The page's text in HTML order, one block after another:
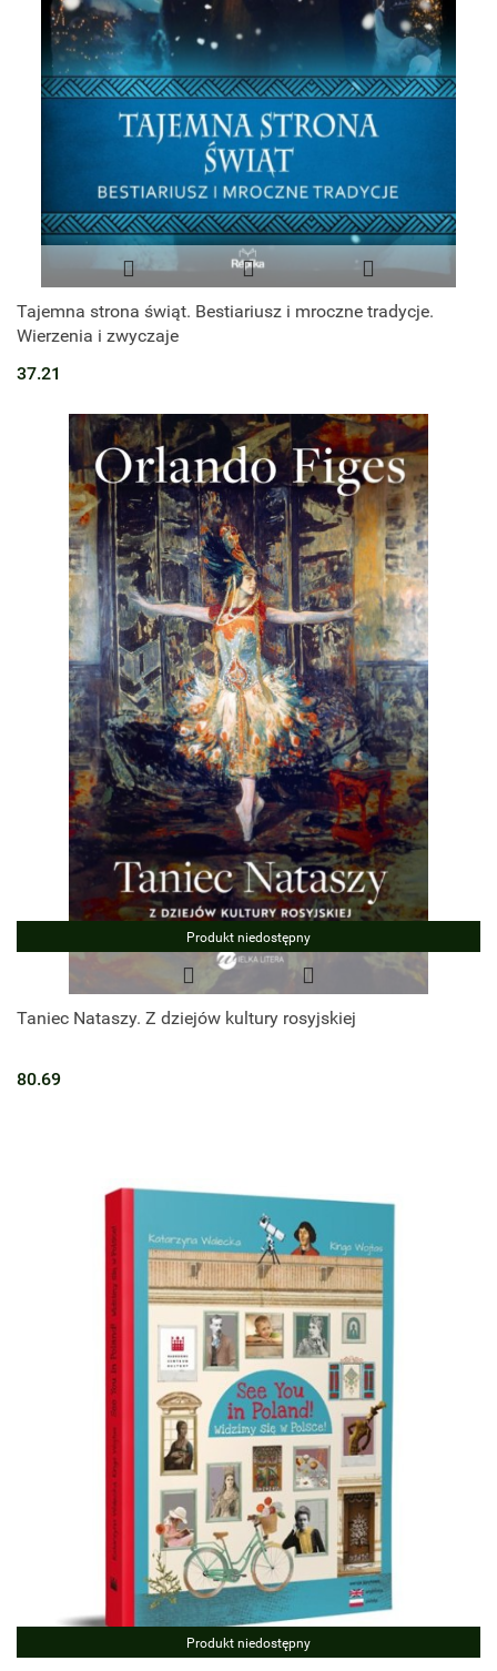
Tajemna strona świąt. Bestiariusz i mroczne tradycje.
Wierzenia i zwyczaje
37.21
Produkt niedostępny
Taniec Nataszy. Z dziejów kultury rosyjskiej
80.69
Produkt niedostępny